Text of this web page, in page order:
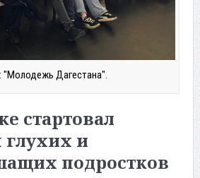
"Молодежь Дагестана".
стартовал
и
подростков